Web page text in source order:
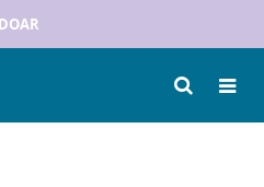
DOAR